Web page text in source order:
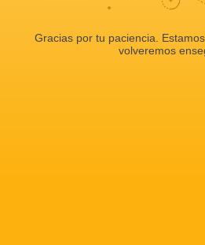
Gracias por tu paciencia.
volveremos